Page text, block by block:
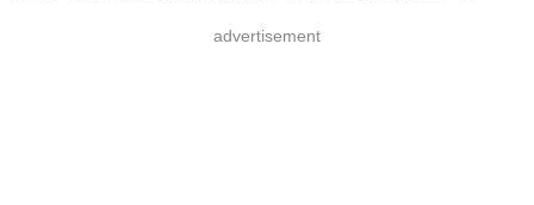
advertisement